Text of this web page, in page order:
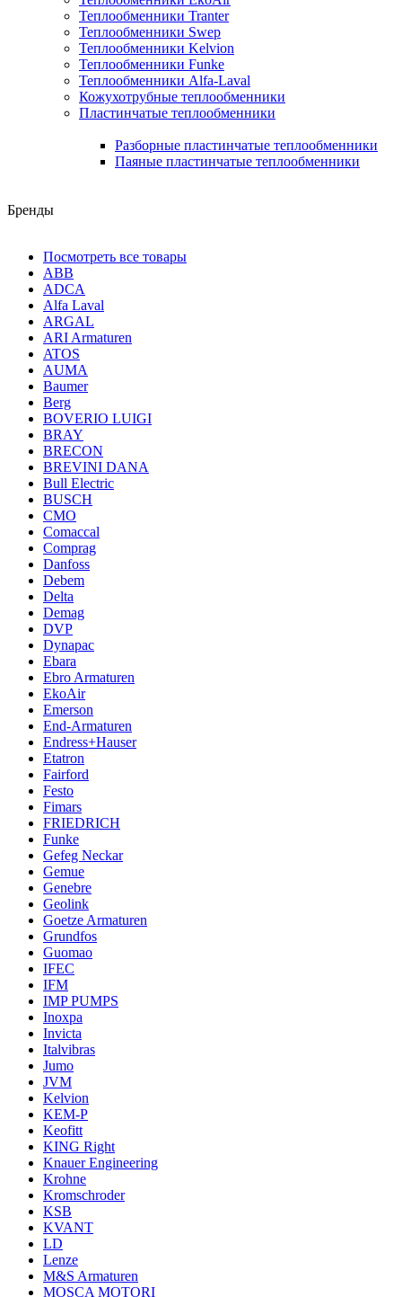
Теплообменники Tranter
Теплообменники Swep
Теплообменники Kelvion
Теплообменники Funke
Теплообменники Alfa-Laval
Кожухотрубные теплообменники
Пластинчатые теплообменники
Разборные пластинчатые теплообменники
Паяные пластинчатые теплообменники
Бренды
Посмотреть все товары
ABB
ADCA
Alfa Laval
ARGAL
ARI Armaturen
ATOS
AUMA
Baumer
Berg
BOVERIO LUIGI
BRAY
BRECON
BREVINI DANA
Bull Electric
BUSCH
CMO
Comaccal
Comprag
Danfoss
Debem
Delta
Demag
DVP
Dynapac
Ebara
Ebro Armaturen
EkoAir
Emerson
End-Armaturen
Endress+Hauser
Etatron
Fairford
Festo
Fimars
FRIEDRICH
Funke
Gefeg Neckar
Gemue
Genebre
Geolink
Goetze Armaturen
Grundfos
Guomao
IFEC
IFM
IMP PUMPS
Inoxpa
Invicta
Italvibras
Jumo
JVM
Kelvion
KEM-P
Keofitt
KING Right
Knauer Engineering
Krohne
Kromschroder
KSB
KVANT
LD
Lenze
M&S Armaturen
MOSCA MOTORI